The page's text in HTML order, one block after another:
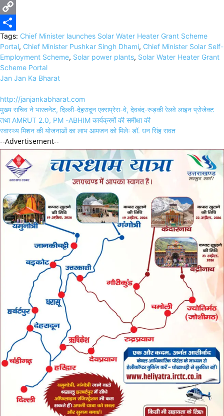
X
Copy
Link
Share
Tags: Chief Minister launches Solar Water Heater Grant Scheme
Portal, Chief Minister Pushkar Singh Dhami, Chief Minister Solar Self-
Employment Scheme, Solar power plants, Solar Water Heater Grant
Scheme Portal
Jan Jan Ka Bharat
http://janjankabharat.com
Post
navigation
मुख्य सचिव ने भारतनेट, दिल्ली-देहरादून एक्सप्रेस-वे, देवबंद-रुड़की रेलवे लाइन प्रोजेक्ट
तथा AMRUT 2.0, PM -ABHIM कार्यक्रमों की समीक्षा की
स्वास्थ्य मिशन की योजनाओं का लाभ आमजन को मिलेः डॉ. धन सिंह रावत
--Advertisement--